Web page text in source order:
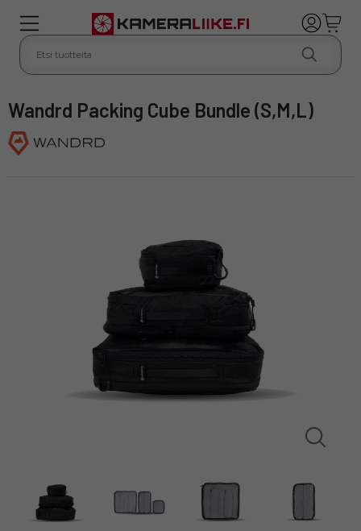
Wandrd Packing Cube Bundle (S,M,L)